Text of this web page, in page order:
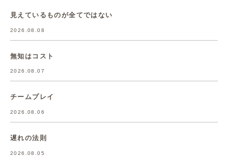
見えているものが全てではない
2026.08.08
無知はコスト
2026.08.07
チームプレイ
2026.08.06
遅れの法則
2026.08.05